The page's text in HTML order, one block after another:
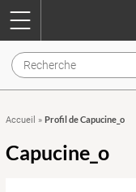
Accueil » Profil de Capucine_o
Capucine_o